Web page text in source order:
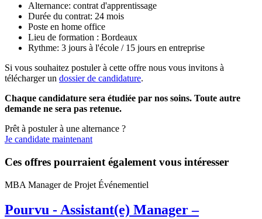
Alternance: contrat d'apprentissage
Durée du contrat: 24 mois
Poste en home office
Lieu de formation : Bordeaux
Rythme: 3 jours à l'école / 15 jours en entreprise
Si vous souhaitez postuler à cette offre nous vous invitons à
télécharger un dossier de candidature.
Chaque candidature sera étudiée par nos soins. Toute autre
demande ne sera pas retenue.
Prêt à postuler à une alternance ?
Je candidate maintenant
Ces offres pourraient également vous intéresser
MBA Manager de Projet Événementiel
Pourvu - Assistant(e) Manager –